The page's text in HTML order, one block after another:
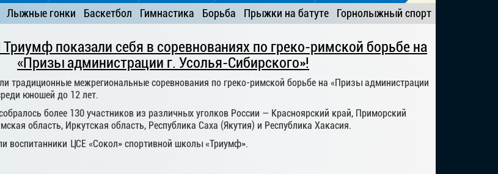
Лыжные гонки Баскетбол Гимнастика Борьба Прыжки на батуте Горнолыжный спорт
показали себя в соревнованиях по греко-римской борьбе на
«Призы администрации г. Усолья-Сибирского»!
традиционные межрегиональные соревнования по греко-римской борьбе на «Призы администрации
юношей до 12 лет.
более 130 участников из различных уголков России — Красноярский край, Приморский
область, Иркутская область, Республика Саха (Якутия) и Республика Хакасия.
воспитанники ЦСЕ «Сокол» спортивной школы «Триумф».